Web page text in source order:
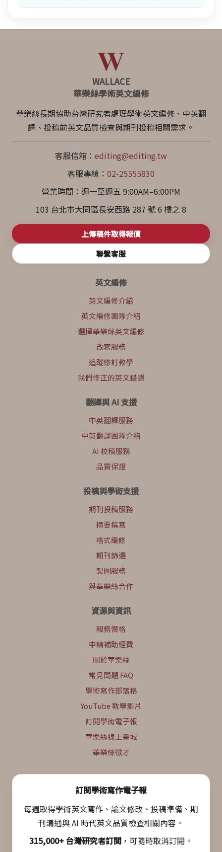
WALLACE
華樂絲學術英文編修
華樂絲長期協助台灣研究者處理學術英文編修、中英翻
譯、投稿前英文品質檢查與期刊投稿相關需求。
客服信箱： editing@editing.tw
客服專線： 02-25555830
營業時間：週一至週五 9:00AM–6:00PM
103 台北市大同區長安西路 287 號 6 樓之 8
上傳稿件取得報價
聯繫客服
英文編修
英文編修介紹
英文編修團隊介紹
選擇華樂絲英文編修
改寫服務
追蹤修訂教學
我們修正的英文錯誤
翻譯與 AI 支援
中英翻譯服務
中英翻譯團隊介紹
AI 校稿服務
品質保證
投稿與學術支援
期刊投稿服務
摘要撰寫
格式編修
期刊篩選
製圖服務
與華樂絲合作
資源與資訊
服務價格
申請補助經費
關於華樂絲
常見問題 FAQ
學術寫作部落格
YouTube 教學影片
訂閱學術電子報
華樂絲線上書城
華樂絲徵才
訂閱學術寫作電子報
每週取得學術英文寫作、論文修改、投稿準備、期
刊溝通與 AI 時代英文品質檢查相關內容。
315,000+ 台灣研究者訂閱 ，可隨時取消訂閱。